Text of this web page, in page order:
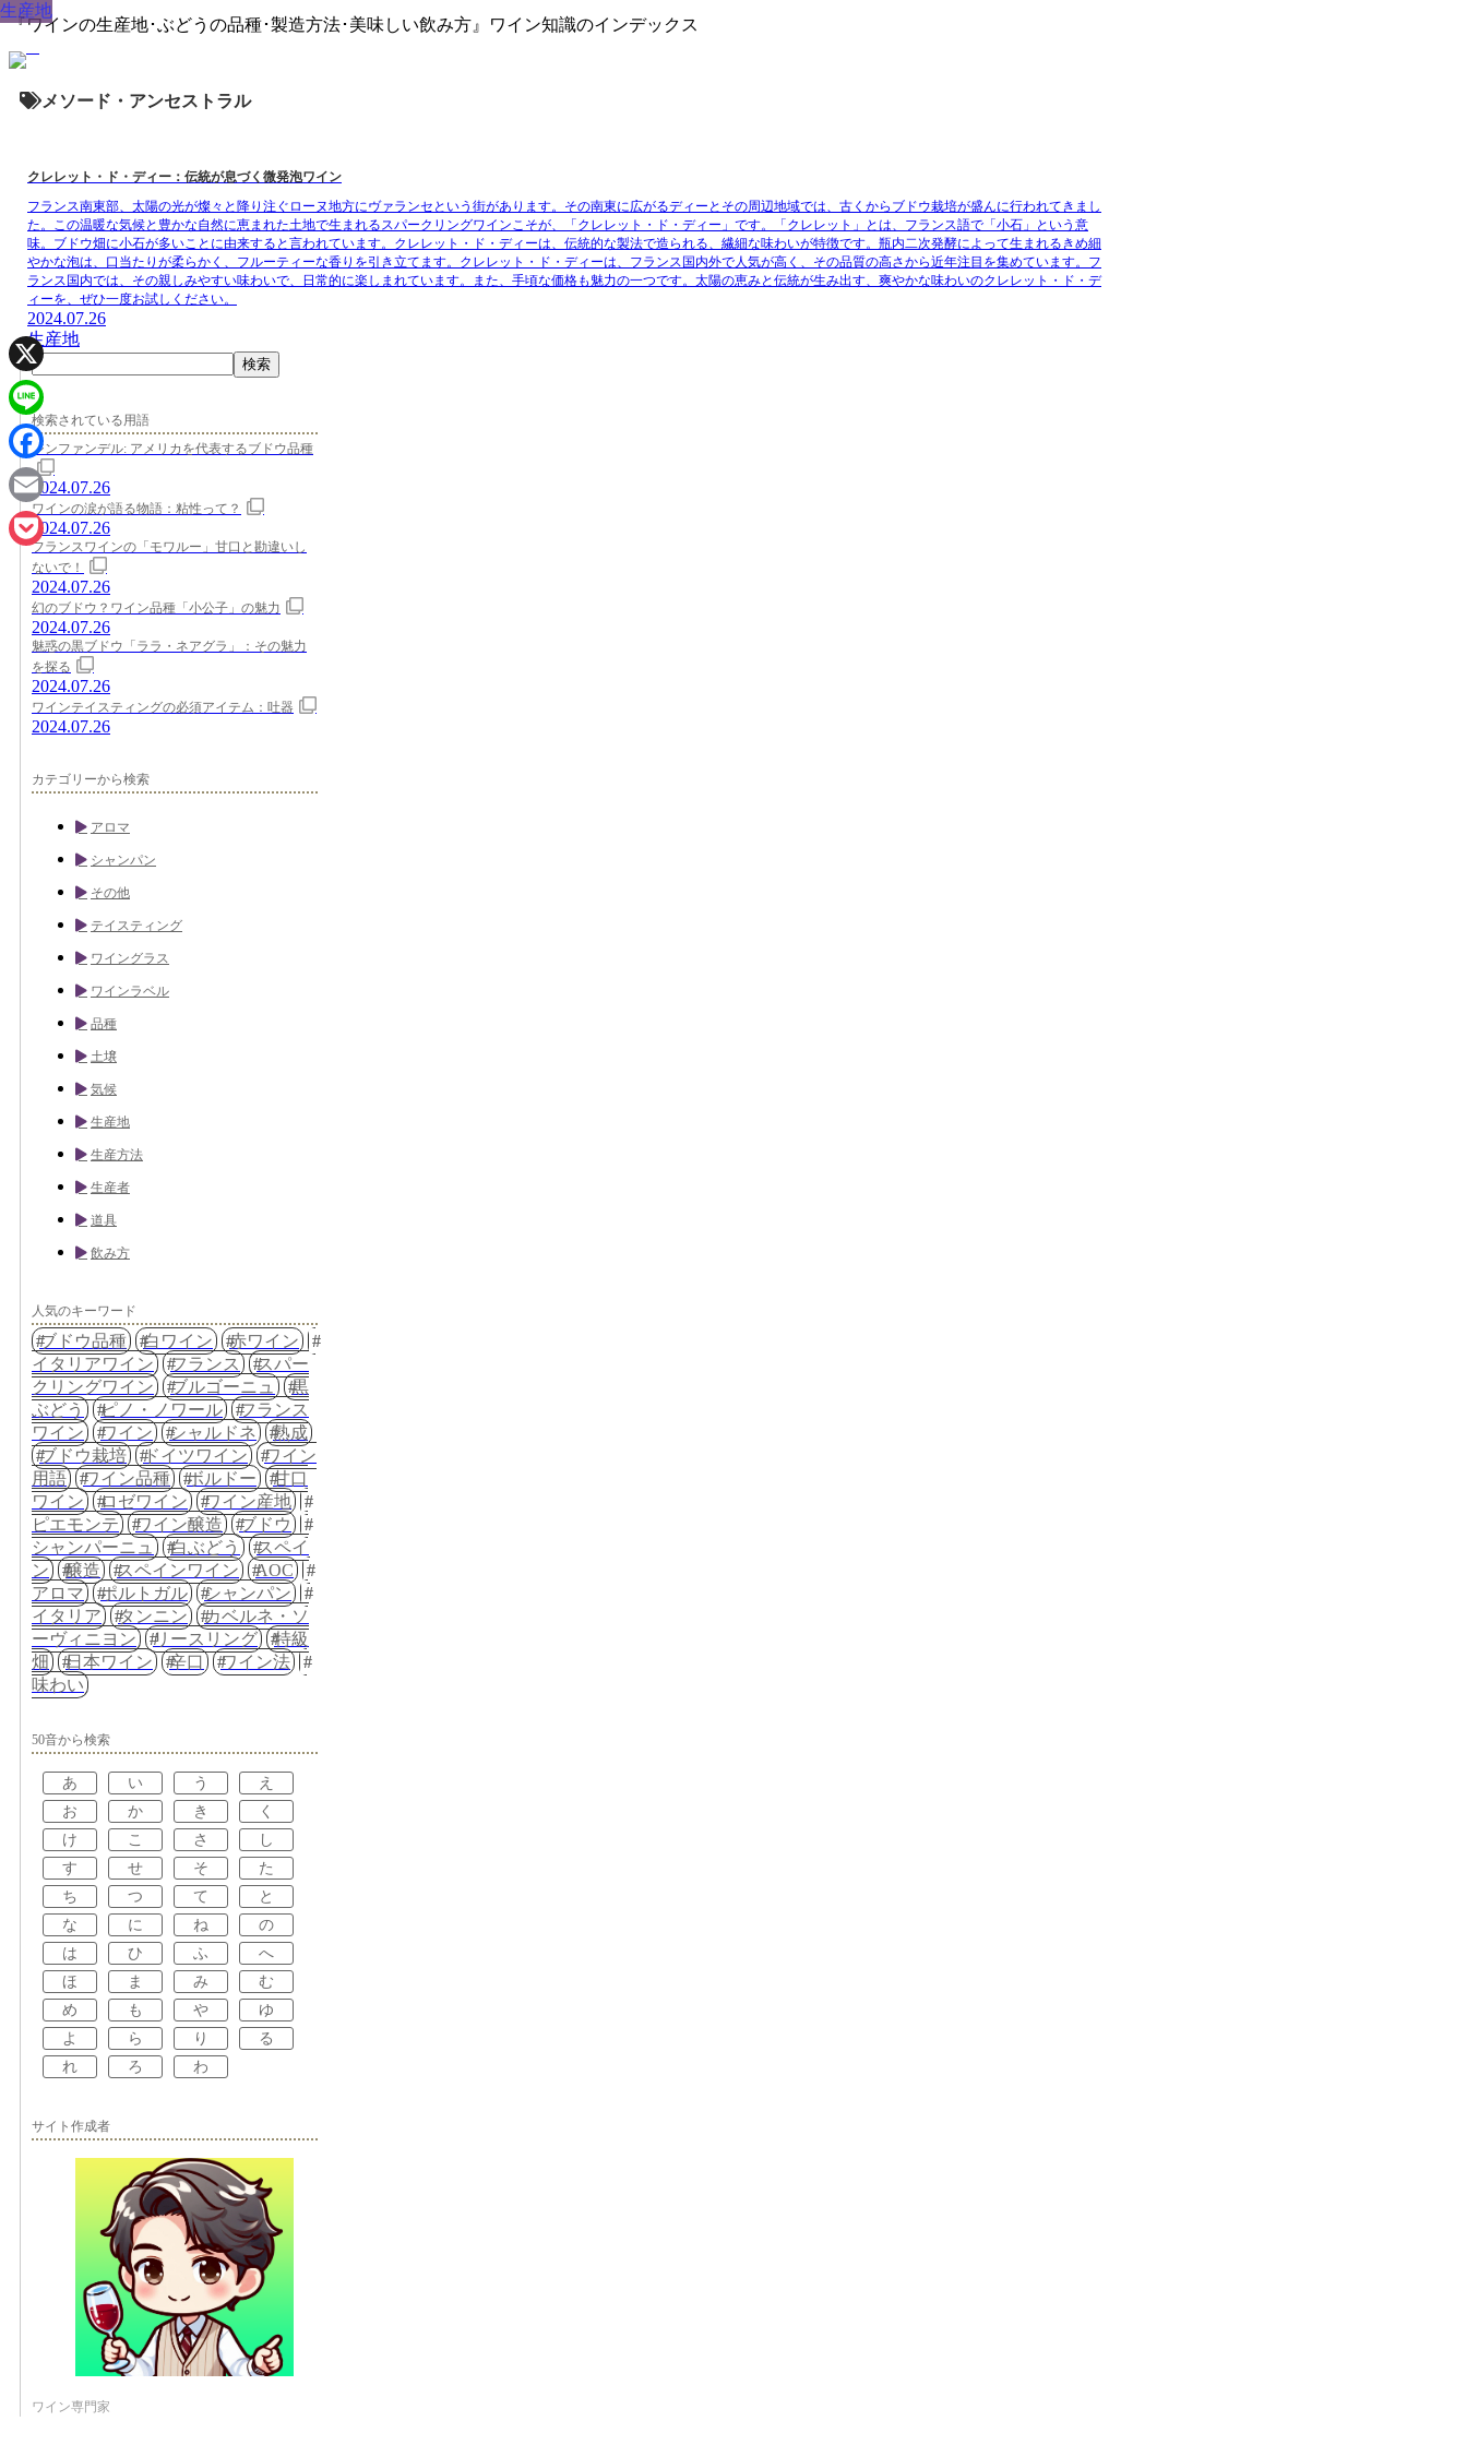
『ワインの生産地･ぶどうの品種･製造方法･美味しい飲み方』ワイン知識のインデックス
メソード・アンセストラル
生産地
クレレット・ド・ディー：伝統が息づく微発泡ワイン
フランス南東部、太陽の光が燦々と降り注ぐローヌ地方にヴァランセという街があります。その南東に広がるディーとその周辺地域では、古くからブドウ栽培が盛んに行われてきまし
た。この温暖な気候と豊かな自然に恵まれた土地で生まれるスパークリングワインこそが、「クレレット・ド・ディー」です。「クレレット」とは、フランス語で「小石」という意
味。ブドウ畑に小石が多いことに由来すると言われています。クレレット・ド・ディーは、伝統的な製法で造られる、繊細な味わいが特徴です。瓶内二次発酵によって生まれるきめ細
やかな泡は、口当たりが柔らかく、フルーティーな香りを引き立てます。クレレット・ド・ディーは、フランス国内外で人気が高く、その品質の高さから近年注目を集めています。フ
ランス国内では、その親しみやすい味わいで、日常的に楽しまれています。また、手頃な価格も魅力の一つです。太陽の恵みと伝統が生み出す、爽やかな味わいのクレレット・ド・デ
ィーを、ぜひ一度お試しください。
2024.07.26
生産地
検索
検索されている用語
ジンファンデル: アメリカを代表するブドウ品種
2024.07.26
ワインの涙が語る物語：粘性って？
2024.07.26
フランスワインの「モワルー」甘口と勘違いし
ないで！
2024.07.26
幻のブドウ？ワイン品種「小公子」の魅力
2024.07.26
魅惑の黒ブドウ「ララ・ネアグラ」：その魅力
を探る
2024.07.26
ワインテイスティングの必須アイテム：吐器
2024.07.26
カテゴリーから検索
アロマ
シャンパン
その他
テイスティング
ワイングラス
ワインラベル
品種
土壌
気候
生産地
生産方法
生産者
道具
飲み方
人気のキーワード
ブドウ品種 白ワイン
赤ワイン
イタリアワイン
フランス
スパー
クリングワイン
ブルゴーニュ
黒
ぶどう
ピノ・ノワール
フランス
ワイン
ワイン シャルドネ
熟成
ブドウ栽培
ドイツワイン
ワイン
用語
ワイン品種 ボルドー
甘口
ワイン
ロゼワイン
ワイン産地
ピエモンテ
ワイン醸造
ブドウ
シャンパーニュ
白ぶどう
スペイ
ン
醸造 スペインワイン
AOC
アロマ
ポルトガル
シャンパン
イタリア
タンニン
カベルネ・ソ
ーヴィニヨン
リースリング
特級
畑
日本ワイン 辛口
ワイン法
味わい
50音から検索
あ い う
え
お
か き
く
け
こ さ
し
す
せ そ
た
ち
つ て
と
な
に ね
の
は
ひ ふ
へ
ほ
ま み
む
め
も や
ゆ
よ
ら り
る
れ
ろ わ
サイト作成者
ワイン専門家
X
Line
Facebook
Email
Pocket